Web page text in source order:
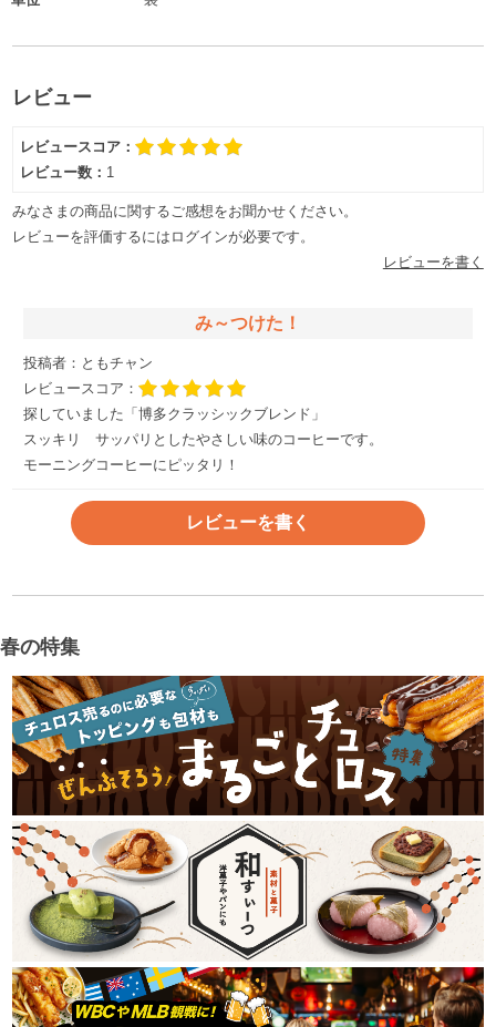
レビュー
レビュースコア：
レビュー数： 1
みなさまの商品に関するご感想をお聞かせください。
レビューを評価するには ログインが必要です。
レビューを書く
み～つけた！
投稿者： ともチャン
レビュースコア：
探していました「博多クラッシックブレンド」
スッキリ サッパリとしたやさしい味のコーヒーです。
モーニングコーヒーにピッタリ！
レビューを書く
春の特集